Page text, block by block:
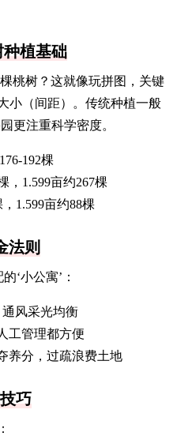
种植基础
桃树？这就像玩拼图，关键
小（间距）。传统种植一般
更注重科学密度。
192棵
，1.599亩约267棵
1.599亩约88棵
法则
‘小公寓’：
通风采光均衡
工管理都方便
养分，过疏浪费土地
巧